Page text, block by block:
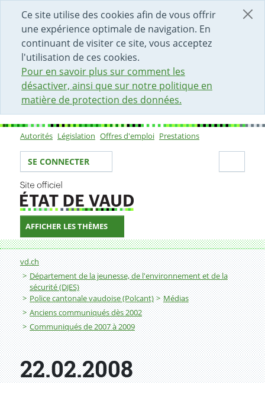
Ce site utilise des cookies afin de vous offrir
une expérience optimale de navigation. En
continuant de visiter ce site, vous acceptez
l'utilisation de ces cookies.
Pour en savoir plus sur comment les
désactiver, ainsi que sur notre politique en
matière de protection des données.
DÉBUT DU CONTENU DE LA PAGE
ACCÈS AU CHAMP DE RECHERCHE
PAGE D'ACCUEIL
FORMULAIRE DE CONTACT
Sous-navigation
Autorités Législation Offres d'emploi Prestations
Votre identité
SE CONNECTER
AFFICHER LES THÈMES
Fil d'Ariane
vd.ch
Département de la jeunesse, de l'environnement et de la
sécurité (DJES)
Police cantonale vaudoise (Polcant)
Médias
Anciens communiqués dès 2002
Communiqués de 2007 à 2009
22.02.2008
22.02.2008